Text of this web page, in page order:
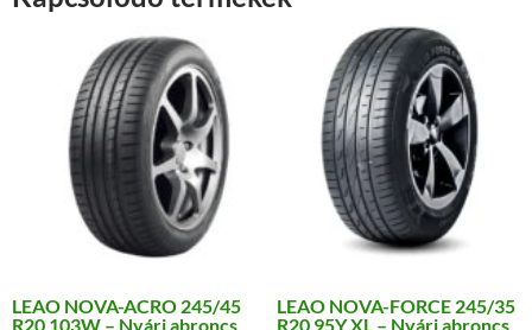
LEAO NOVA-ACRO 245/45
R20 103W – Nyári abroncs
LEAO NOVA-FORCE 245/35
R20 95Y XL – Nyári abroncs